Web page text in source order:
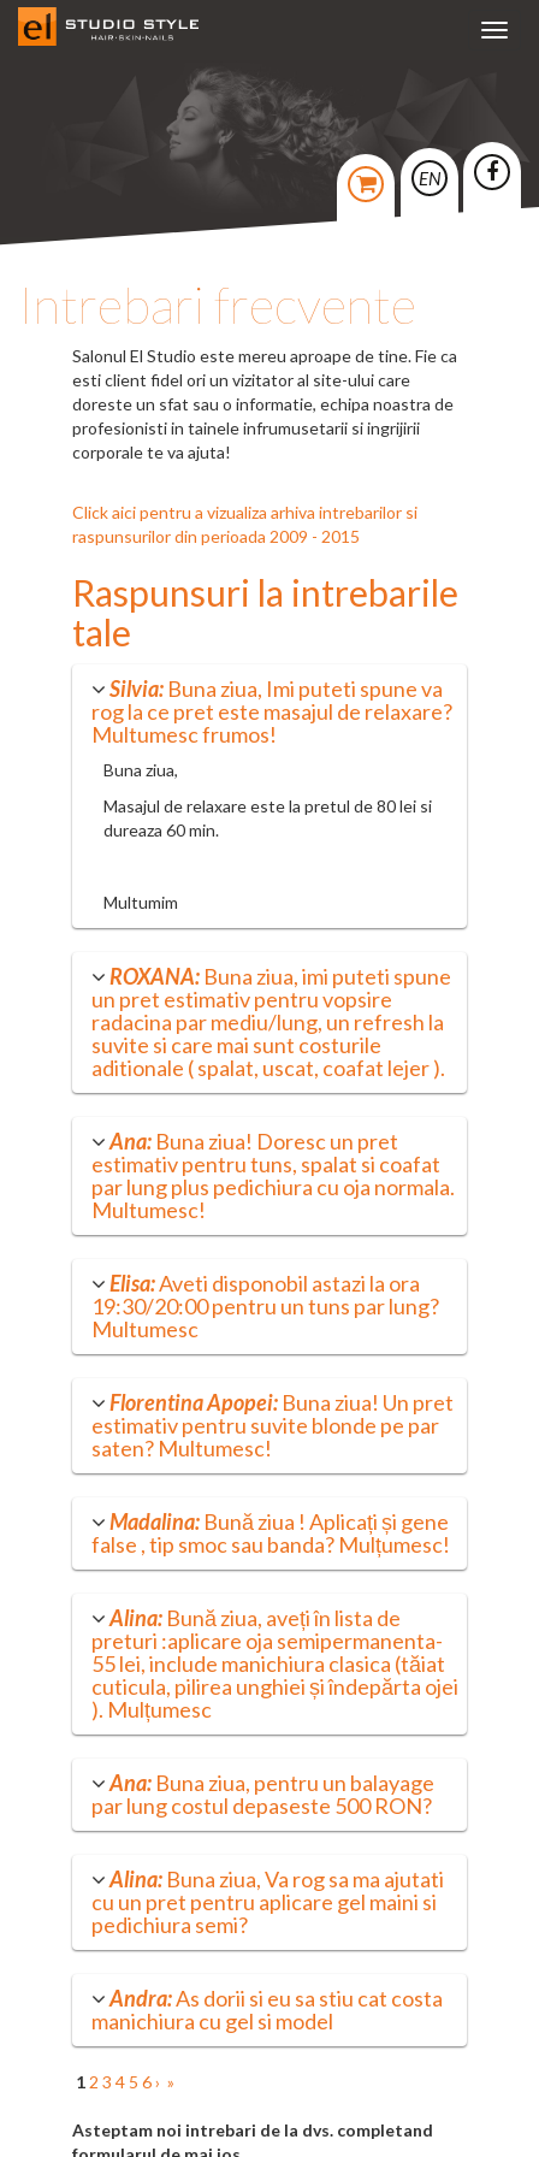
EN
Intrebari frecvente
Salonul El Studio este mereu aproape de tine. Fie ca
esti client fidel ori un vizitator al site-ului care
doreste un sfat sau o informatie, echipa noastra de
profesionisti in tainele infrumusetarii si ingrijirii
corporale te va ajuta!
Click aici pentru a vizualiza arhiva intrebarilor si
raspunsurilor din perioada 2009 - 2015
Raspunsuri la intrebarile
tale
Silvia: Buna ziua, Imi puteti spune va
rog la ce pret este masajul de relaxare?
Multumesc frumos!
Buna ziua,
Masajul de relaxare este la pretul de 80 lei si
dureaza 60 min.
Multumim
ROXANA: Buna ziua, imi puteti spune
un pret estimativ pentru vopsire
radacina par mediu/lung, un refresh la
suvite si care mai sunt costurile
aditionale ( spalat, uscat, coafat lejer ).
Ana: Buna ziua! Doresc un pret
estimativ pentru tuns, spalat si coafat
par lung plus pedichiura cu oja normala.
Multumesc!
Elisa:Aveti disponobil astazi la ora
19:30/20:00 pentru un tuns par lung?
Multumesc
Florentina Apopei: Buna ziua! Un pret
estimativ pentru suvite blonde pe par
saten? Multumesc!
Madalina: Bună ziua ! Aplicați și gene
false , tip smoc sau banda? Mulțumesc!
Alina: Bună ziua, aveți în lista de
preturi :aplicare oja semipermanenta-
55 lei, include manichiura clasica (tăiat
cuticula, pilirea unghiei și îndepărta ojei
). Mulțumesc
Ana: Buna ziua, pentru un balayage
par lung costul depaseste 500 RON?
Alina: Buna ziua, Va rog sa ma ajutati
cu un pret pentru aplicare gel maini si
pedichiura semi?
Andra:As dorii si eu sa stiu cat costa
manichiura cu gel si model
12 3 4 5 6› »
Asteptam noi intrebari de la dvs. completand